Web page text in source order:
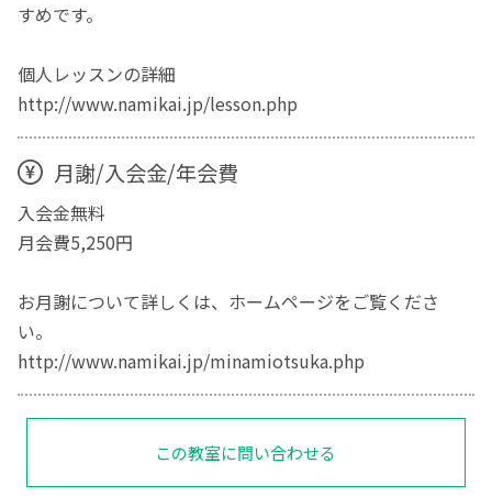
すめです。
個人レッスンの詳細
http://www.namikai.jp/lesson.php
月謝/入会金/年会費
入会金無料
月会費5,250円
お月謝について詳しくは、ホームページをご覧くださ
い。
http://www.namikai.jp/minamiotsuka.php
この教室に問い合わせる